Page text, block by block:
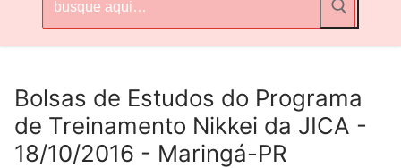
por:
Bolsas de Estudos do Programa
de Treinamento Nikkei da JICA -
18/10/2016 - Maringá-PR